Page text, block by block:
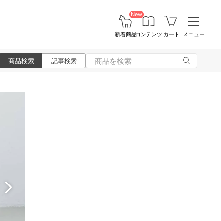
New
新着商品コンテンツ カート メニュー
商品検索 記事検索